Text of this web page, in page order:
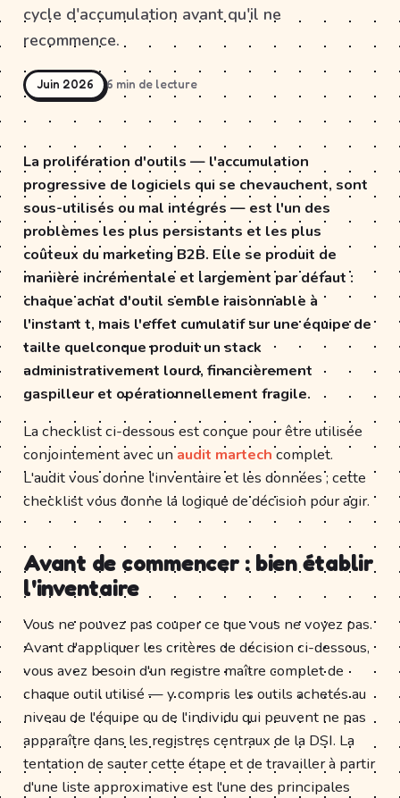
cycle d'accumulation avant qu'il ne
recommence.
Juin 2026 6 min de lecture
La prolifération d'outils — l'accumulation
progressive de logiciels qui se chevauchent, sont
sous-utilisés ou mal intégrés — est l'un des
problèmes les plus persistants et les plus
coûteux du marketing B2B. Elle se produit de
manière incrémentale et largement par défaut :
chaque achat d'outil semble raisonnable à
l'instant t, mais l'effet cumulatif sur une équipe de
taille quelconque produit un stack
administrativement lourd, financièrement
gaspilleur et opérationnellement fragile.
La checklist ci-dessous est conçue pour être utilisée
conjointement avec unaudit martechcomplet.
L'audit vous donne l'inventaire et les données ; cette
checklist vous donne la logique de décision pour agir.
Avant de commencer : bien établir
l'inventaire
Vous ne pouvez pas couper ce que vous ne voyez pas.
Avant d'appliquer les critères de décision ci-dessous,
vous avez besoin d'un registre maître complet de
chaque outil utilisé — y compris les outils achetés au
niveau de l'équipe ou de l'individu qui peuvent ne pas
apparaître dans les registres centraux de la DSI. La
tentation de sauter cette étape et de travailler à partir
d'une liste approximative est l'une des principales